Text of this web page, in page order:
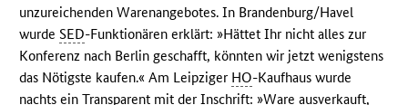
unzureichenden Warenangebotes. In Brandenburg/Havel
wurdeSED-Funktionären erklärt: »Hättet Ihr nicht alles zur
Konferenz nach Berlin geschafft, könnten wir jetzt wenigstens
das Nötigste kaufen.« Am Leipziger HO-Kaufhaus wurde
nachts ein Transparent mit der Inschrift: »Ware ausverkauft,